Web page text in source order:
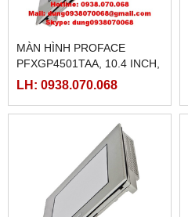
MÀN HÌNH PROFACE
PFXGP4501TAA, 10.4 INCH,
LOẠI AC
LH: 0938.070.068